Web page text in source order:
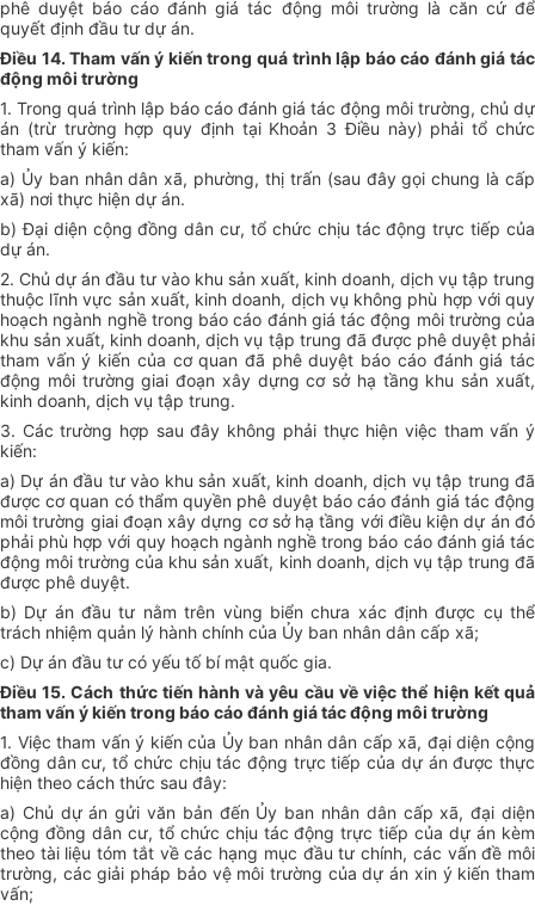
phê duyệt báo cáo đánh giá tác động môi trường là căn cứ để
quyết định đầu tư dự án.
Điều 14. Tham vấn ý kiến trong quá trình lập báo cáo đánh giá tác
động môi trường
1. Trong quá trình lập báo cáo đánh giá tác động môi trường, chủ dự
án (trừ trường hợp quy định tại Khoản 3 Điều này) phải tổ chức
tham vấn ý kiến:
a) Ủy ban nhân dân xã, phường, thị trấn (sau đây gọi chung là cấp
xã) nơi thực hiện dự án.
b) Đại diện cộng đồng dân cư, tổ chức chịu tác động trực tiếp của
dự án.
2. Chủ dự án đầu tư vào khu sản xuất, kinh doanh, dịch vụ tập trung
thuộc lĩnh vực sản xuất, kinh doanh, dịch vụ không phù hợp với quy
hoạch ngành nghề trong báo cáo đánh giá tác động môi trường của
khu sản xuất, kinh doanh, dịch vụ tập trung đã được phê duyệt phải
tham vấn ý kiến của cơ quan đã phê duyệt báo cáo đánh giá tác
động môi trường giai đoạn xây dựng cơ sở hạ tầng khu sản xuất,
kinh doanh, dịch vụ tập trung.
3. Các trường hợp sau đây không phải thực hiện việc tham vấn ý
kiến:
a) Dự án đầu tư vào khu sản xuất, kinh doanh, dịch vụ tập trung đã
được cơ quan có thẩm quyền phê duyệt báo cáo đánh giá tác động
môi trường giai đoạn xây dựng cơ sở hạ tầng với điều kiện dự án đó
phải phù hợp với quy hoạch ngành nghề trong báo cáo đánh giá tác
động môi trường của khu sản xuất, kinh doanh, dịch vụ tập trung đã
được phê duyệt.
b) Dự án đầu tư nằm trên vùng biển chưa xác định được cụ thể
trách nhiệm quản lý hành chính của Ủy ban nhân dân cấp xã;
c) Dự án đầu tư có yếu tố bí mật quốc gia.
Điều 15. Cách thức tiến hành và yêu cầu về việc thể hiện kết quả
tham vấn ý kiến trong báo cáo đánh giá tác động môi trường
1. Việc tham vấn ý kiến của Ủy ban nhân dân cấp xã, đại diện cộng
đồng dân cư, tổ chức chịu tác động trực tiếp của dự án được thực
hiện theo cách thức sau đây:
a) Chủ dự án gửi văn bản đến Ủy ban nhân dân cấp xã, đại diện
cộng đồng dân cư, tổ chức chịu tác động trực tiếp của dự án kèm
theo tài liệu tóm tắt về các hạng mục đầu tư chính, các vấn đề môi
trường, các giải pháp bảo vệ môi trường của dự án xin ý kiến tham
vấn;